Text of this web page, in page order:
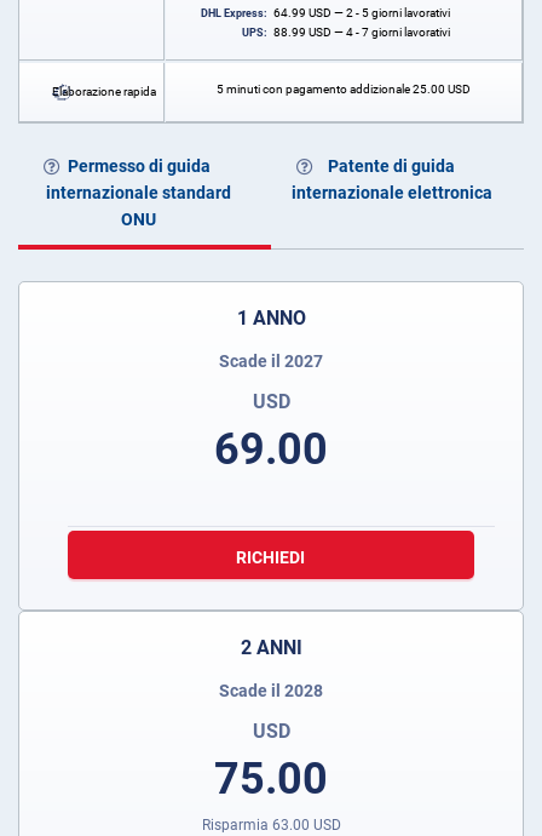
DHL Express: 64.99 USD — 2 - 5 giorni lavorativi
UPS: 88.99 USD — 4 - 7 giorni lavorativi
Elaborazione rapida 5 minuti con pagamento addizionale25.00 USD
Permesso di guida
internazionale standard
ONU
Patente di guida
internazionale elettronica
1 ANNO
Scade il 2027
USD
69.00
RICHIEDI
2 ANNI
Scade il 2028
USD
75.00
Risparmia 63.00 USD